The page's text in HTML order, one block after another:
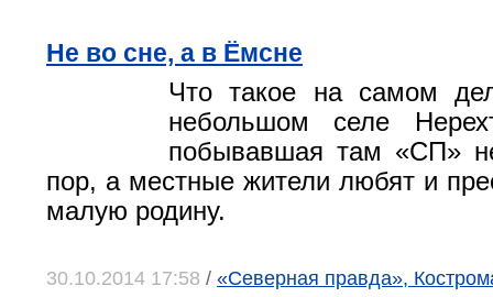
Не во сне, а в Ёмсне
Что такое на самом
небольшом селе
побывавшая там «СП»
пор, а местные жители любят и
малую родину.
30.10.2014 17:58 / «Северная правда»,